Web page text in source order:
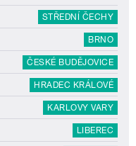
STŘEDNÍ ČECHY
BRNO
ČESKÉ BUDĚJOVICE
HRADEC KRÁLOVÉ
KARLOVY VARY
LIBEREC